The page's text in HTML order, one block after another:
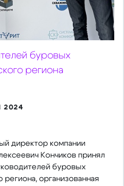
буровых
региона
2024
директор компании
Кончиков принял
буровых
организованная